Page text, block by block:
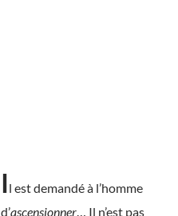
Il est demandé à l’homme
d’ascensionner … Il n’est pas